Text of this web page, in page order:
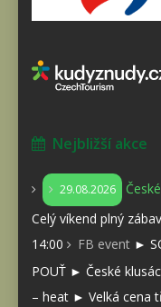
Nejbližší akce
29.08.2026
Celý víkend plný
14:00
FB event ►
POUŤ ► České
– heat ► Velká cena